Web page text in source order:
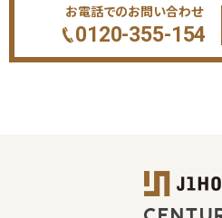
お電話でのお問い合わせ
0120-355-154